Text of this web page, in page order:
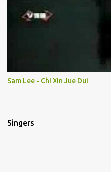
Sam Lee - Chi Xin Jue Dui
Singers